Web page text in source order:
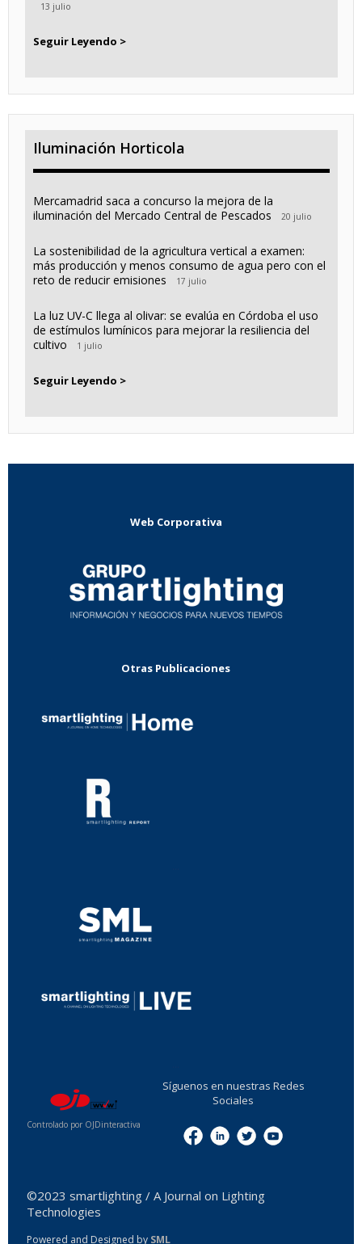
13 julio
Seguir Leyendo >
Iluminación Horticola
Mercamadrid saca a concurso la mejora de la
iluminación del Mercado Central de Pescados
20 julio
La sostenibilidad de la agricultura vertical a examen:
más producción y menos consumo de agua pero con el
reto de reducir emisiones
17 julio
La luz UV-C llega al olivar: se evalúa en Córdoba el uso
de estímulos lumínicos para mejorar la resiliencia del
cultivo
1 julio
Seguir Leyendo >
Web Corporativa
Otras Publicaciones
Controlado por OJDinteractiva
Síguenos en nuestras Redes
Sociales
©2023 smartlighting / A Journal on Lighting
Technologies
Powered and Designed by SML